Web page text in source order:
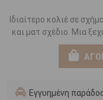
Ιδιαίτερο κολιέ σε
και ματ σχέδιο. Μια
Εγγυημένη